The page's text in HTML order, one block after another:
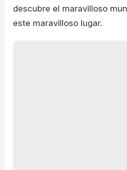
descubre el maravilloso
este maravilloso lugar.